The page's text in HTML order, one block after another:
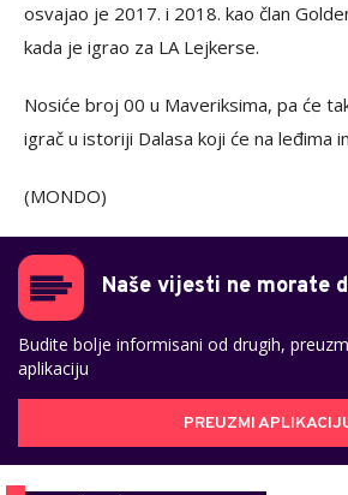
osvajao je 2017. i 2018. kao član
kada je igrao za LA Lejkerse.
Nosiće broj 00 u Maveriksima, pa će
igrač u istoriji Dalasa koji će na leđima
(MONDO)
Naše vijesti ne morate
Budite bolje informisani od drugih,
aplikaciju
PREUZMI